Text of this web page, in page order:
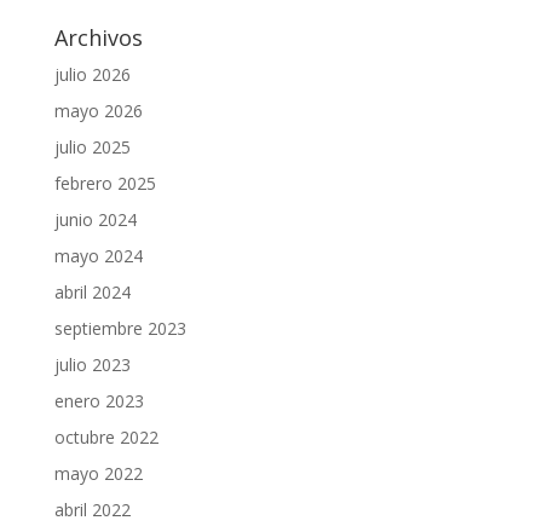
Archivos
julio 2026
mayo 2026
julio 2025
febrero 2025
junio 2024
mayo 2024
abril 2024
septiembre 2023
julio 2023
enero 2023
octubre 2022
mayo 2022
abril 2022